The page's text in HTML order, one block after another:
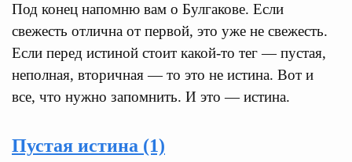
Под конец напомню вам о Булгакове. Если
свежесть отлична от первой, это уже не свежесть.
Если перед истиной стоит какой-то тег — пустая,
неполная, вторичная — то это не истина. Вот и
все, что нужно запомнить. И это — истина.
Пустая истина (1)